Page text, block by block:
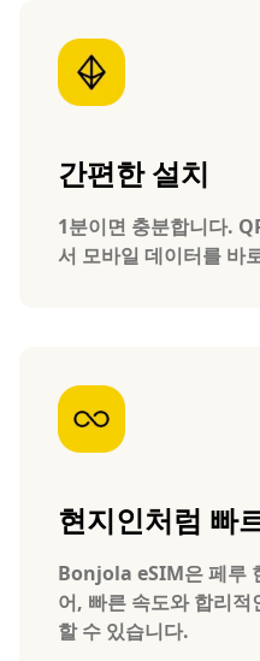
간편한 설치
1분이면 충분합니다.
서 모바일 데이터를 바
현지인처럼 빠
Bonjola eSIM은 페루
어, 빠른 속도와 합리
할 수 있습니다.